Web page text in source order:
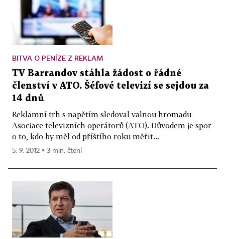
BITVA O PENÍZE Z REKLAM
TV Barrandov stáhla žádost o řádné
členství v ATO. Šéfové televizí se sejdou za
14 dnů
Reklamní trh s napětím sledoval valnou hromadu
Asociace televizních operátorů (ATO). Důvodem je spor
o to, kdo by měl od příštího roku měřit...
5. 9. 2012 ▪ 3 min. čtení